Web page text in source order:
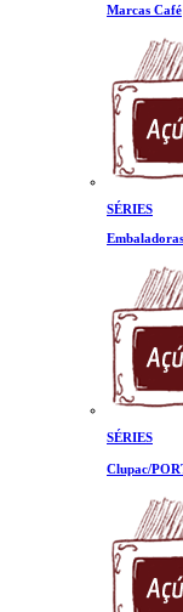
Marcas Café
SÉRIES
Embaladoras
SÉRIES
Clupac/